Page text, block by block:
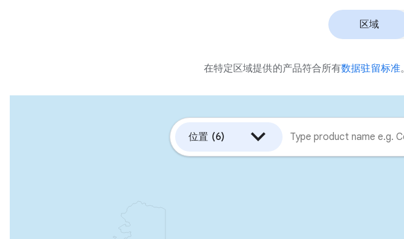
区域
在特定区域提供的产品符合所有数据驻留标准
位置 (6)